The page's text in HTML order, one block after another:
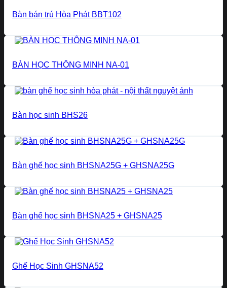
Bàn bán trú Hòa Phát BBT102
BÀN HỌC THÔNG MINH NA-01
Bàn học sinh BHS26
Bàn ghế học sinh BHSNA25G + GHSNA25G
Bàn ghế học sinh BHSNA25 + GHSNA25
Ghế Học Sinh GHSNA52